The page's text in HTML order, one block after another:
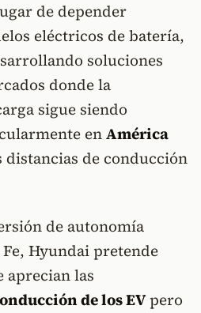
de depender
eléctricos de batería,
soluciones
donde la
sigue siendo
enAmérica
distancias de conducción
de autonomía
Hyundai pretende
aprecian las
de los EVpero